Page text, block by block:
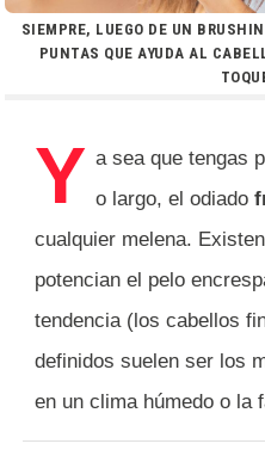
SIEMPRE, LUEGO DE UN
PUNTAS QUE AYUDA AL
Y a sea que tengas
o largo, el odiado
cualquier melena.
potencian el pelo
tendencia (los cabellos
definidos suelen ser los
en un clima húmedo o la